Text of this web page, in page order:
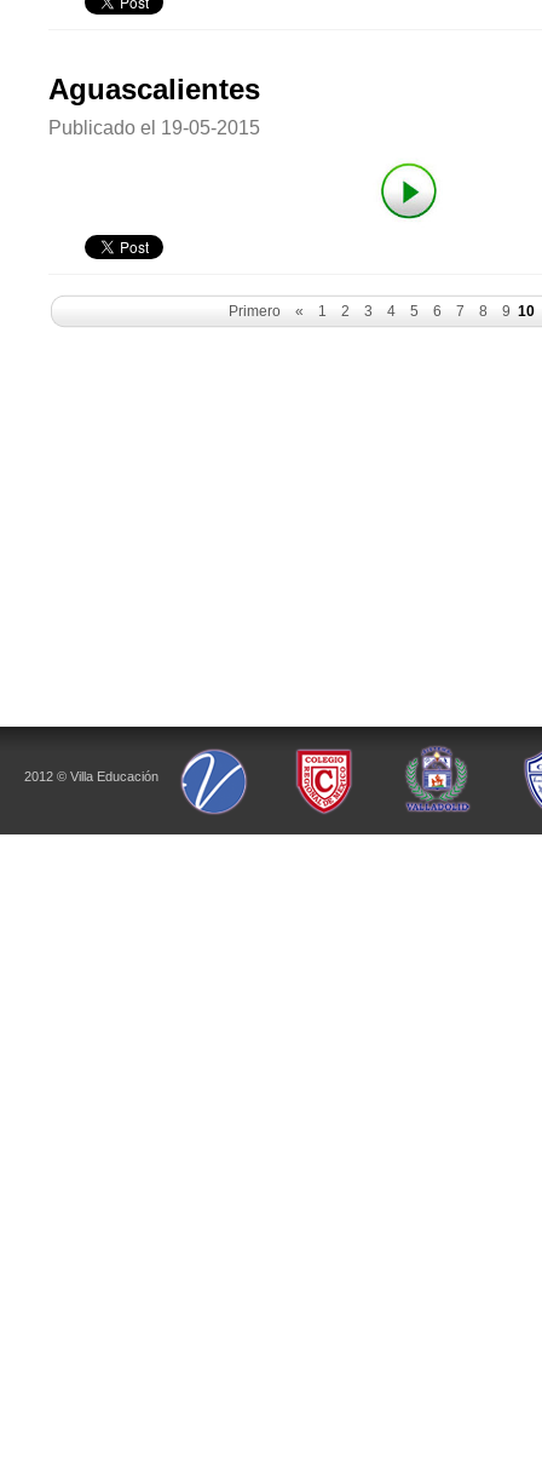
Aguascalientes
Publicado el 19-05-2015
Primero « 1 2 3 4 5 6 7 8 9 10
2012 © Villa Educación